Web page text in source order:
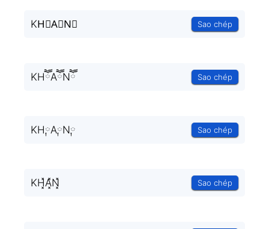
KH⃒A⃒N⃒ Sao chép
KHཽAཽNཽ Sao chép
KH༙A༙N༙ Sao chép
KH͓̽A͓̽N͓̽ Sao chép